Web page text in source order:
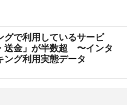
グで利用しているサービ
送金」が半数超 〜インタ
ング利用実態データ